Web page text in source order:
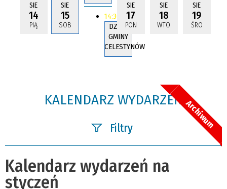
SIE
14
PIĄ
SIE
15
SOB
14:30
DZIEŃ
GMINY
CELESTYNÓW
SIE
17
PON
SIE
18
WTO
SIE
19
ŚRO
KALENDARZ WYDARZEŃ
Filtry
Kategoria
Kalendarz wydarzeń na
styczeń
Archiwum